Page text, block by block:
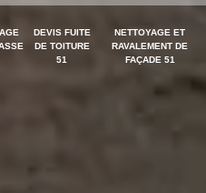
DEVIS FUITE
DE TOITURE
51
NETTOYAGE ET
RAVALEMENT DE
FAÇADE 51